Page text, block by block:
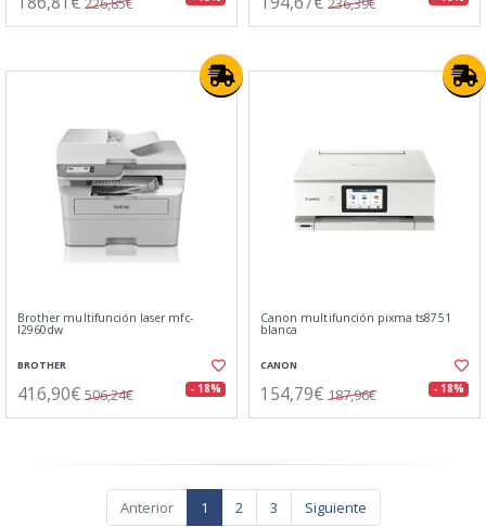
Brother multifunción laser mfc-
l2960dw
BROTHER
416,90€ 506,24€ - 18%
Canon multifunción pixma ts8751
blanca
CANON
154,79€ 187,96€ - 18%
Anterior 1 2 3 Siguiente